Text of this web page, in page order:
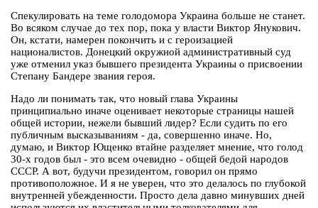
Спекулировать на теме голодомора Украина больше не станет.
Во всяком случае до тех пор, пока у власти Виктор Янукович.
Он, кстати, намерен покончить и с героизацией
националистов. Донецкий окружной административный суд
уже отменил указ бывшего президента Украины о присвоении
Степану Бандере звания героя.
Надо ли понимать так, что новый глава Украины
принципиально иначе оценивает некоторые страницы нашей
общей истории, нежели бывший лидер? Если судить по его
публичным высказываниям - да, совершенно иначе. Но,
думаю, и Виктор Ющенко втайне разделяет мнение, что голод
30-х годов был - это всем очевидно - общей бедой народов
СССР. А вот, будучи президентом, говорил он прямо
противоположное. И я не уверен, что это делалось по глубокой
внутренней убежденности. Просто дела давно минувших дней